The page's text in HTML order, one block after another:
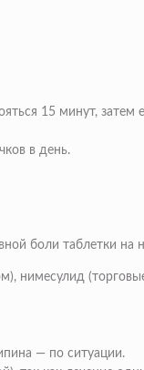
15 минут,
в день.
боли таблетки на
нимесулид
— по ситуации.